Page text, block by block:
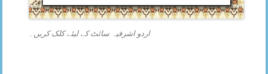
اردو اشرفیہ سائٹ کے لیئے کلک کریں۔